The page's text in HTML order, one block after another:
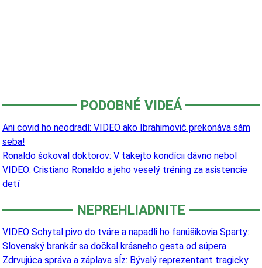
PODOBNÉ VIDEÁ
Ani covid ho neodradí: VIDEO ako Ibrahimovič prekonáva sám
seba!
Ronaldo šokoval doktorov: V takejto kondícii dávno nebol
VIDEO: Cristiano Ronaldo a jeho veselý tréning za asistencie
detí
NEPREHLIADNITE
VIDEO Schytal pivo do tváre a napadli ho fanúšikovia Sparty:
Slovenský brankár sa dočkal krásneho gesta od súpera
Zdrvujúca správa a záplava sĺz: Bývalý reprezentant tragicky